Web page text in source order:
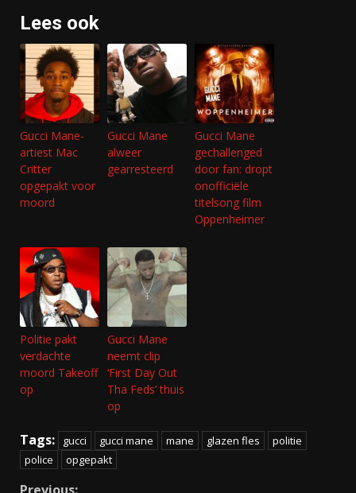
Lees ook
Gucci Mane-
artiest Mac
Critter
opgepakt voor
moord
Gucci Mane
alweer
gearresteerd
Gucci Mane
gechallenged
door fan: dropt
onofficiële
titelsong film
Oppenheimer
Politie pakt
verdachte
moord Takeoff
op
Gucci Mane
neemt clip
‘First Day Out
Tha Feds’ thuis
op
Tags: gucci gucci mane mane glazen fles
politie
police
opgepakt